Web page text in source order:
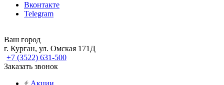
Вконтакте
Telegram
Ваш город
г. Курган, ул. Омская 171Д
+7 (3522) 631-500
Заказать звонок
Акции